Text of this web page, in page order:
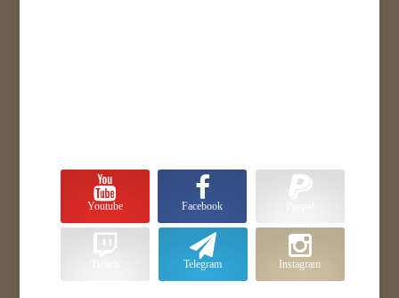
Facebook
Youtube
Instagram
Telegram